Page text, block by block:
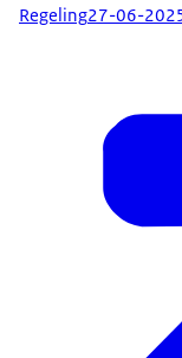
Regeling27-06-